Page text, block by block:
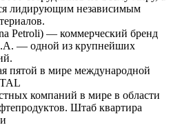
лидирующим независимым
Petroli) — коммерческий бренд
— одной из крупнейших
пятой в мире международной
компаний в мире в области
Штаб квартира